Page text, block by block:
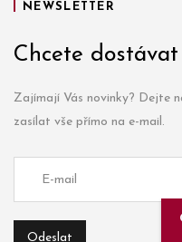
NEWSLETTER
Chcete
Zajímají Vás novinky? Dejte
zasílat vše přímo na e-mail.